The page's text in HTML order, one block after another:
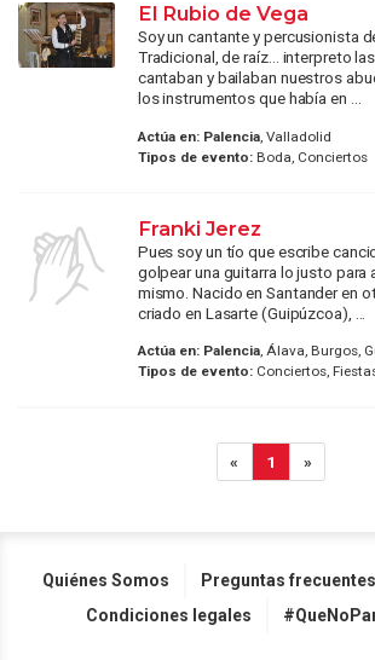
El Rubio de Vega
Soy un cantante y percusionista
Tradicional, de raíz… interpreto
cantaban y bailaban nuestros
los instrumentos que había en ...
Actúa en: Palencia, Valladolid
Tipos de evento:Boda, Conciertos
Franki Jerez
Pues soy un tío que escribe
golpear una guitarra lo justo para
mismo. Nacido en Santander en
criado en Lasarte (Guipúzcoa), ...
Actúa en: Palencia, Álava, Burgos,
Tipos de evento:Conciertos,
« 1 »
Quiénes Somos Preguntas frecuentes
Condiciones legales